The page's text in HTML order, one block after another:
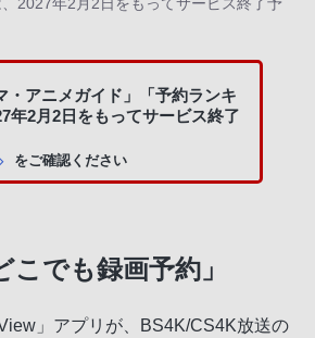
、2027年2月2日をもってサービス終了予
アニメガイド」「予約ランキ
年2月2日をもってサービス終了
をご確認ください
こでも録画予約」
」アプリが、BS4K/CS4K放送の